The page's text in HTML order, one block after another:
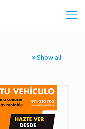
Show all